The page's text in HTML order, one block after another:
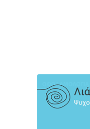
Στις 2
οικονομικού
Θεσσαλονίκη
11 ώρες 28 λεπτά πρίν